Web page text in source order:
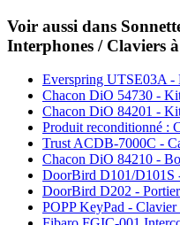
Voir aussi dans
Interphones / Claviers à
Everspring UTSE03A -
Chacon DiO 54730 -
Chacon DiO 84201 -
Produit reconditionné :
Trust ACDB-7000C -
Chacon DiO 84210 -
DoorBird D101/D101S
DoorBird D202 -
POPP KeyPad - Clavier